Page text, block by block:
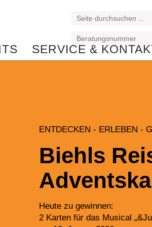
SERVICE &
ENTDECKEN - ERLEBEN -
Biehls
Heute zu gewinnen:
2 Karten für das Musical